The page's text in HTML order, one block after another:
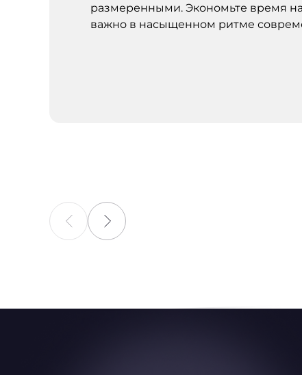
размеренными. Экономьте время
важно в насыщенном ритме